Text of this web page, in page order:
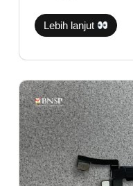
Lebih lanjut
Face
ID
Hilang
Setelah
Jatuh?
Ini
Komponen
yang
Biasanya
Bermasalah